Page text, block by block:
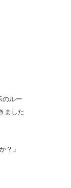
のルー
ました
？」